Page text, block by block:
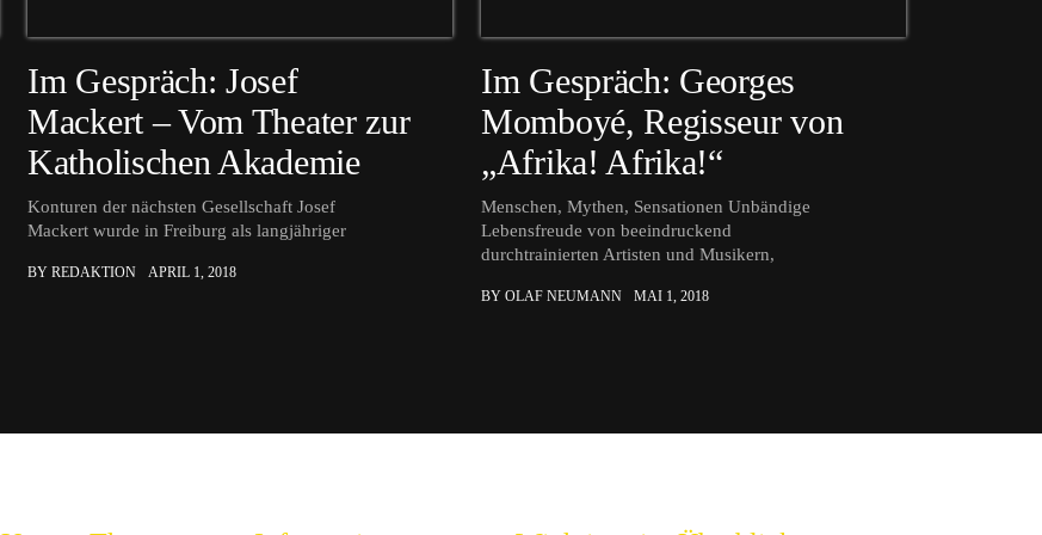
Im Gespräch: Josef
Mackert – Vom Theater zur
Katholischen Akademie
Konturen der nächsten Gesellschaft Josef
Mackert wurde in Freiburg als langjähriger
BY REDAKTION APRIL 1, 2018
Im Gespräch: Georges
Momboyé, Regisseur von
„Afrika! Afrika!“
Menschen, Mythen, Sensationen Unbändige
Lebensfreude von beeindruckend
durchtrainierten Artisten und Musikern,
BY OLAF NEUMANN MAI 1, 2018